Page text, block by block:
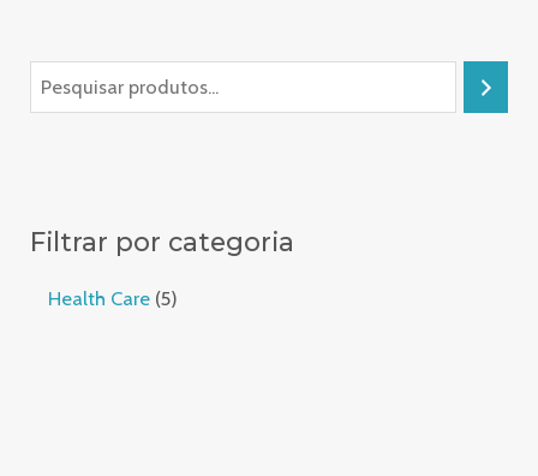
Filtrar por categoria
Health Care 5